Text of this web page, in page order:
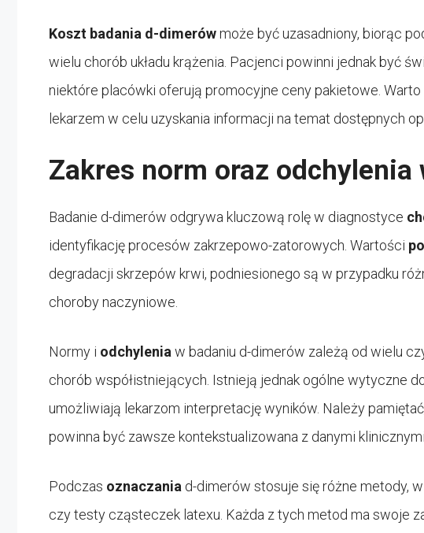
Koszt badania d-dimerówmoże być uzasadniony, biorąc
wielu chorób układu krążenia. Pacjenci powinni jednak być
niektóre placówki oferują promocyjne ceny pakietowe.
lekarzem w celu uzyskania informacji na temat dostępnych
Zakres norm oraz
Badanie d-dimerów odgrywa kluczową rolę w diagnostyce
identyfikację procesów zakrzepowo-zatorowych. Wartości
degradacji skrzepów krwi, podniesionego są w przypadku
choroby naczyniowe.
Normy i odchylenia w badaniu d-dimerów zależą od wielu
chorób współistniejących. Istnieją jednak ogólne wytyczne
umożliwiają lekarzom interpretację wyników. Należy
powinna być zawsze kontekstualizowana z danymi
Podczas oznaczania d-dimerów stosuje się różne metody,
czy testy cząsteczek latexu. Każda z tych metod ma swoje